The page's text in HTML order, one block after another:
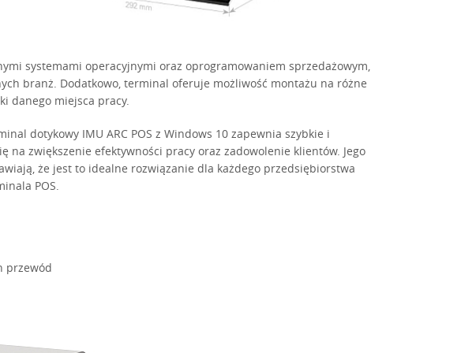
systemami operacyjnymi oraz oprogramowaniem sprzedażowym,
branż. Dodatkowo, terminal oferuje możliwość montażu na różne
danego miejsca pracy.
dotykowy IMU ARC POS z Windows 10 zapewnia szybkie i
na zwiększenie efektywności pracy oraz zadowolenie klientów. Jego
że jest to idealne rozwiązanie dla każdego przedsiębiorstwa
POS.
przewód